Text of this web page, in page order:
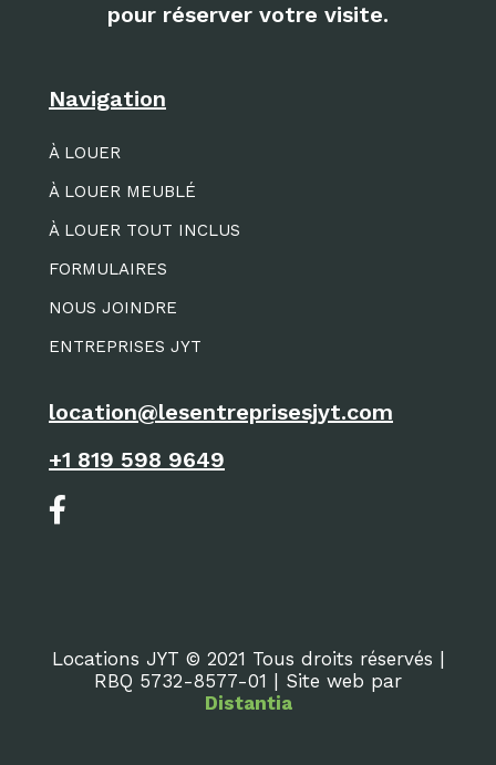
pour réserver votre visite.
Navigation
À LOUER
À LOUER MEUBLÉ
À LOUER TOUT INCLUS
FORMULAIRES
NOUS JOINDRE
ENTREPRISES JYT
location@lesentreprisesjyt.com
+1 819 598 9649
Locations JYT © 2021 Tous droits réservés |
RBQ 5732-8577-01 | Site web par
Distantia